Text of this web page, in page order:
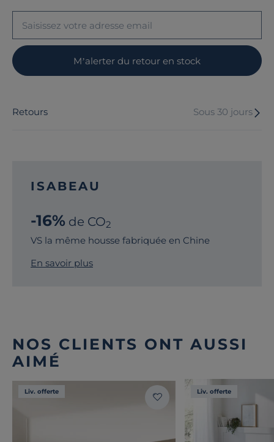
M’alerter du retour en stock
Retours Sous 30 jours
ISABEAU
-16% de CO2
VS la même housse fabriquée en Chine
En savoir plus
NOS CLIENTS ONT AUSSI
AIMÉ
Liv. offerte Liv. offerte